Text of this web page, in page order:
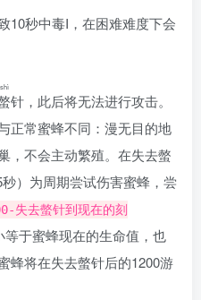
10秒中毒I，在困难难度下会
shì
针，此后将无法进行攻击。
正常蜜蜂不同：漫无目的地
，不会主动繁殖。在失去螫
）为周期尝试伤害蜜蜂，尝
失去螫针到现在的刻
等于蜜蜂现在的生命值，也
蜂将在失去螫针后的1200游